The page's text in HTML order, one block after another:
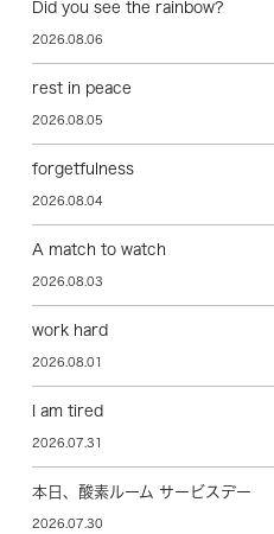
Did you see the rainbow?
2026.08.06
rest in peace
2026.08.05
forgetfulness
2026.08.04
A match to watch
2026.08.03
work hard
2026.08.01
I am tired
2026.07.31
本日、酸素ルーム サービスデー
2026.07.30